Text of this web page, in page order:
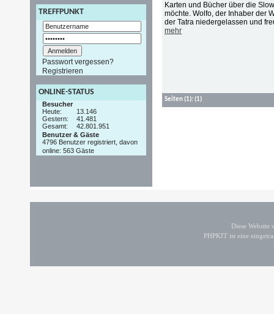
TREFFPUNKT
Passwort vergessen?
Registrieren
ONLINE-STATUS
Besucher
Heute:
13.146
Gestern:
41.481
Gesamt:
42.801.951
Benutzer & Gäste
4796 Benutzer registriert, davon
online: 563 Gäste
Karten und Bücher über die
möchte. Wolfo, der Inhaber der
der Tatra niedergelassen und
mehr
Seiten(1): (1)
Diese
PHPKIT ist eine